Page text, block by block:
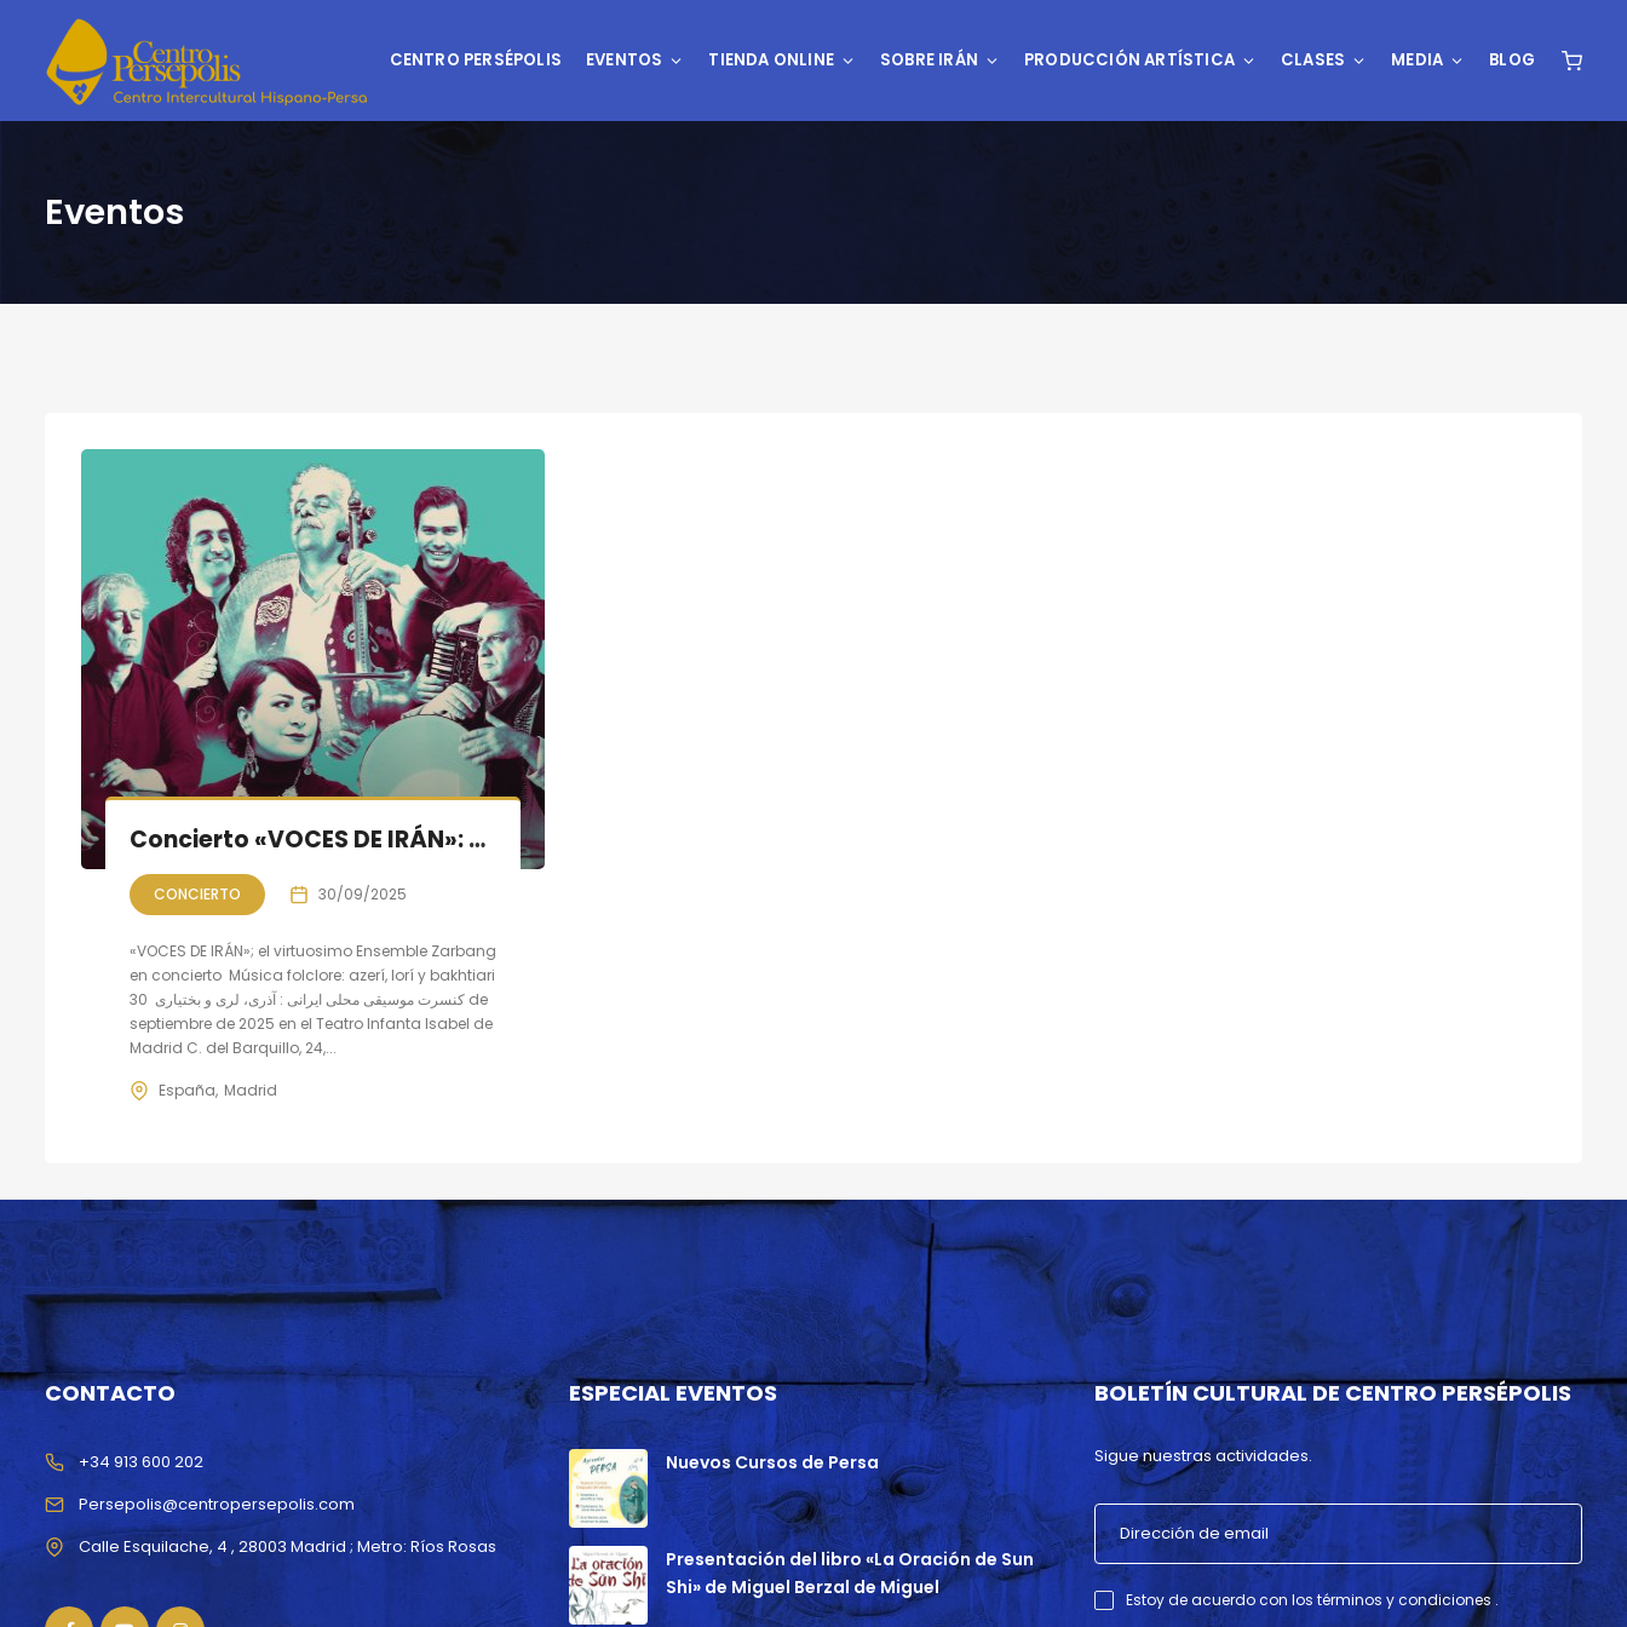
CENTRO PERSÉPOLIS EVENTOS TIENDA ONLINE SOBRE IRÁN PRODUCCIÓN ARTÍSTICA CLASES MEDIA BLOG
Eventos
Concierto «VOCES DE IRÁN»: música folclore azerí, lorí y bakhtiari
CONCIERTO 30/09/2025
«VOCES DE IRÁN»; el virtuosimo Ensemble Zarbang
en concierto Música folclore: azerí, lorí y bakhtiari
کنسرت موسیقی محلی ایرانی : آذری، لری و بختیاری 30 de
septiembre de 2025 en el Teatro Infanta Isabel de
Madrid C. del Barquillo, 24,...
España Madrid
CONTACTO
Persepolis@centropersepolis.com
+34 913 600 202
ESPECIAL EVENTOS
Nuevos Cursos de Persa
Presentación del libro «La Oración de Sun
Shi» de Miguel Berzal de Miguel
BOLETÍN CULTURAL DE CENTRO PERSÉPOLIS
Sigue nuestras actividades.
Estoy de acuerdo con los términos y condiciones .